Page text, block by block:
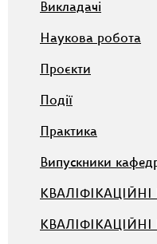
Викладачі
Наукова робота
Проєкти
Події
Практика
Випускники
КВАЛІФІКАЦІЙНІ